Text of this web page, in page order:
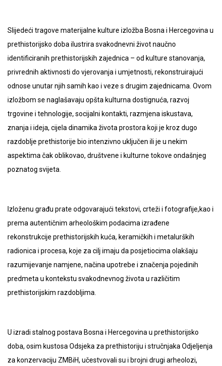
Slijedeći tragove materijalne kulture izložba Bosna i Hercegovina u
prethistorijsko doba ilustrira svakodnevni život naučno
identificiranih prethistorijskih zajednica – od kulture stanovanja,
privrednih aktivnosti do vjerovanja i umjetnosti, rekonstruirajući
odnose unutar njih samih kao i veze s drugim zajednicama. Ovom
izložbom se naglašavaju opšta kulturna dostignuća, razvoj
trgovine i tehnologije, socijalni kontakti, razmjena iskustava,
znanja i ideja, cijela dinamika života prostora koji je kroz dugo
razdoblje prethistorije bio intenzivno uključen ili je u nekim
aspektima čak oblikovao, društvene i kulturne tokove ondašnjeg
poznatog svijeta.
Izloženu građu prate odgovarajući tekstovi, crteži i fotografije,kao i
prema autentičnim arheološkim podacima izrađene
rekonstrukcije prethistorijskih kuća, keramičkih i metalurških
radionica i procesa, koje za cilj imaju da posjetiocima olakšaju
razumijevanje namjene, načina upotrebe i značenja pojedinih
predmeta u kontekstu svakodnevnog života u različitim
prethistorijskim razdobljima.
U izradi stalnog postava Bosna i Hercegovina u prethistorijsko
doba, osim kustosa Odsjeka za prethistoriju i stručnjaka Odjeljenja
za konzervaciju ZMBiH, učestvovali su i brojni drugi arheolozi,